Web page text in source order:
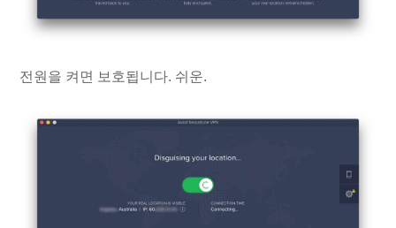
전원을 켜면 보호됩니다. 쉬운.